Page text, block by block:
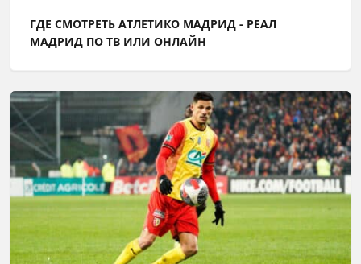
ГДЕ СМОТРЕТЬ АТЛЕТИКО МАДРИД - РЕАЛ
МАДРИД ПО ТВ ИЛИ ОНЛАЙН